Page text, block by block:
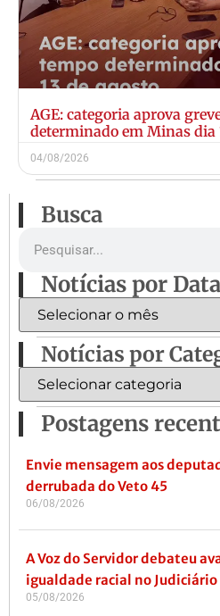
AGE: categoria aprova
determinado em Minas dia
04/08/2026
Busca
Notícias por Data
Notícias por
Postagens
Envie mensagem aos
derrubada do Veto 45
06/08/2026
A Voz do Servidor debateu
igualdade racial no Judiciário
05/08/2026